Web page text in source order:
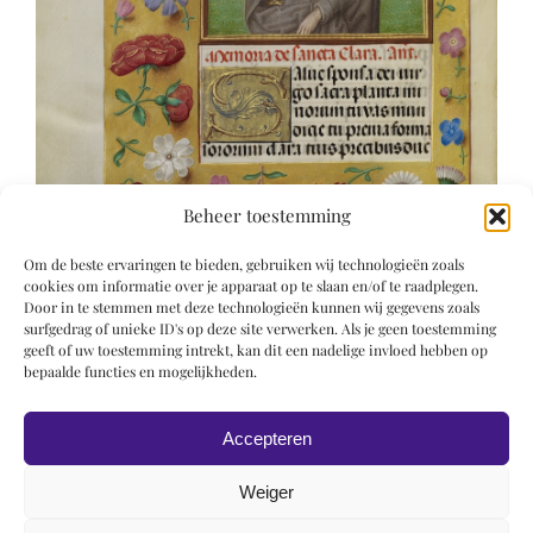
Beheer toestemming
Om de beste ervaringen te bieden, gebruiken wij technologieën zoals
cookies om informatie over je apparaat op te slaan en/of te raadplegen.
Door in te stemmen met deze technologieën kunnen wij gegevens zoals
surfgedrag of unieke ID's op deze site verwerken. Als je geen toestemming
geeft of uw toestemming intrekt, kan dit een nadelige invloed hebben op
bepaalde functies en mogelijkheden.
Accepteren
Weiger